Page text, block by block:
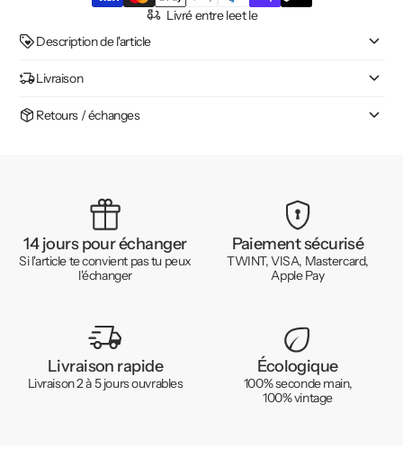
Livré entre leet le
Description de l'article
Livraison
Retours / échanges
14 jours pour échanger
Si l'article te convient pas tu peux
l'échanger
Paiement sécurisé
TWINT, VISA, Mastercard,
Apple Pay
Livraison rapide
Livraison 2 à 5 jours ouvrables
Écologique
100% seconde main,
100% vintage